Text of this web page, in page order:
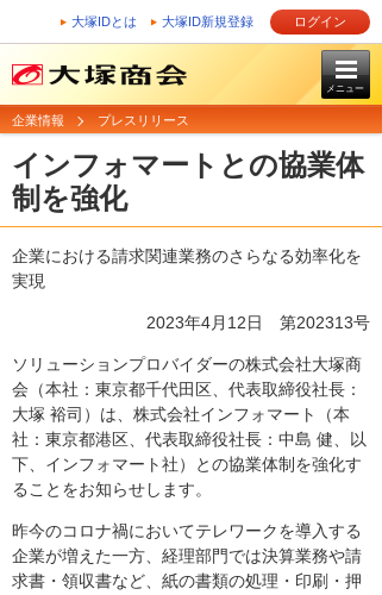
大塚IDとは 大塚ID新規登録 ログイン
メニュー
企業情報 プレスリリース
インフォマートとの協業体
制を強化
企業における請求関連業務のさらなる効率化を
実現
2023年4月12日 第202313号
ソリューションプロバイダーの株式会社大塚商
会（本社：東京都千代田区、代表取締役社長：
大塚 裕司）は、株式会社インフォマート（本
社：東京都港区、代表取締役社長：中島 健、以
下、インフォマート社）との協業体制を強化す
ることをお知らせします。
昨今のコロナ禍においてテレワークを導入する
企業が増えた一方、経理部門では決算業務や請
求書・領収書など、紙の書類の処理・印刷・押